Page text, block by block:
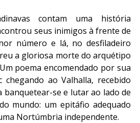
contam uma história
seus inimigos à frente de
número e lá, no desfiladeiro
a gloriosa morte do arquétipo
poema encomendado por sua
ao Valhalla, recebido
banquetear-se e lutar ao lado de
mundo: um epitáfio adequado
Nortúmbria independente.